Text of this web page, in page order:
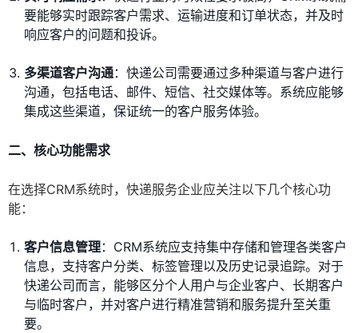
要能够实时跟踪客户需求、运输进度和订单状态，并及时
响应客户的问题和投诉。
多渠道客户沟通：快递公司需要通过多种渠道与客户进行
沟通，包括电话、邮件、短信、社交媒体等。系统应能够
集成这些渠道，保证统一的客户服务体验。
二、核心功能需求
在选择CRM系统时，快递服务企业应关注以下几个核心功
能：
客户信息管理：CRM系统应支持集中存储和管理各类客户
信息，支持客户分类、标签管理以及历史记录追踪。对于
快递公司而言，能够区分个人用户与企业客户、长期客户
与临时客户，并对客户进行精准营销和服务提升至关重
要。